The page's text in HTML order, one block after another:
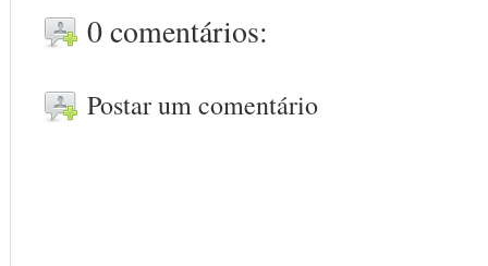
0 comentários:
Postar um comentário